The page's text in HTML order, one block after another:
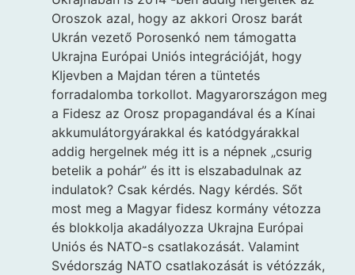
Oroszok azal, hogy az akkori Orosz barát
Ukrán vezető Porosenkó nem támogatta
Ukrajna Európai Uniós integrációját, hogy
KIjevben a Majdan téren a tüntetés
forradalomba torkollot. Magyarországon meg
a Fidesz az Orosz propagandával és a Kínai
akkumulátorgyárakkal és katódgyárakkal
addig hergelnek még itt is a népnek „csurig
betelik a pohár” és itt is elszabadulnak az
indulatok? Csak kérdés. Nagy kérdés. Sőt
most meg a Magyar fidesz kormány vétozza
és blokkolja akadályozza Ukrajna Európai
Uniós és NATO-s csatlakozását. Valamint
Svédország NATO csatlakozását is vétózzák,